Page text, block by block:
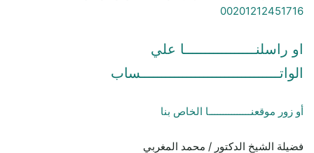
00201212451716
او راسلنـــــــــــــــــا علي
الواتـــــــــــــــــــــــــــــــــساب
أو زور موقعنـــــــــــــــا الخاص بنا
فضيلة الشيخ الدكتور / محمد المغربي